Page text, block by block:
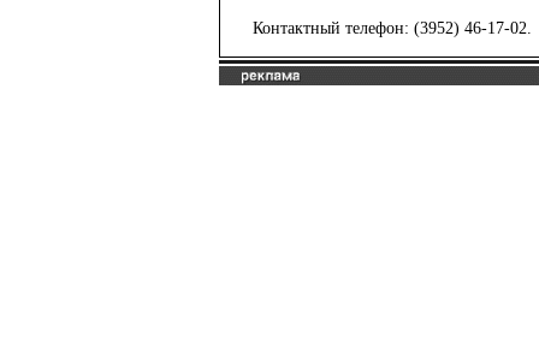
Контактный телефон: (3952) 46-17-02.